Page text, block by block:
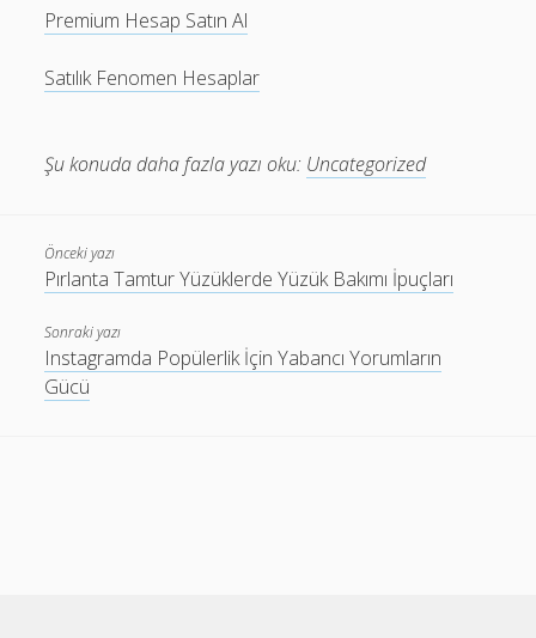
Premium Hesap Satın Al
Satılık Fenomen Hesaplar
Şu konuda daha fazla yazı oku: Uncategorized
Önceki yazı
Pırlanta Tamtur Yüzüklerde Yüzük Bakımı İpuçları
Sonraki yazı
Instagramda Popülerlik İçin Yabancı Yorumların
Gücü